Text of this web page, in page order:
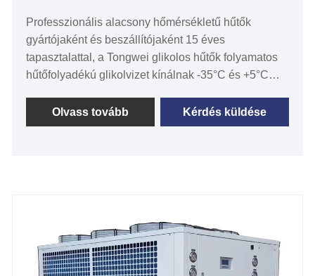
Professzionális alacsony hőmérsékletű hűtők
gyártójaként és beszállítójaként 15 éves
tapasztalattal, a Tongwei glikolos hűtők folyamatos
hűtőfolyadékú glikolvizet kínálnak -35°C és +5°C
teljesítménnyel és ±0,5°C és ±0,5°C közötti
hőmérséklet-stabilitás mellett. ±2 ℃. A vízhűtéses,
használnak sörfőzdékben, borászatokban,
almabormalmokban és szeszes italok, italok,
tejtermékek, joghurtkészítő gépek, laboratóriumok,
Olvass tovább Kérdés küldése